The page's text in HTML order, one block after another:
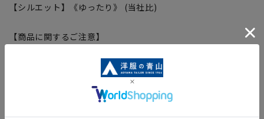
【シルエット】《ゆったり》 (当社比)
【商品に関するご注意】
ある場合がございますので、予めご了承ください。
■ゆとり感には個人差があります。サイズ表を確認の上、ご購
入の目安としてご利用ください。